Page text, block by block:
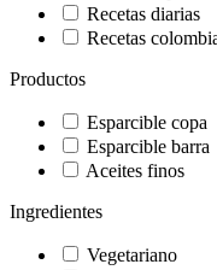
Recetas diarias
Recetas
Productos
Esparcible copa
Esparcible barra
Aceites finos
Ingredientes
Vegetariano